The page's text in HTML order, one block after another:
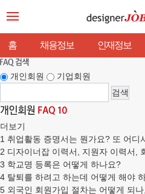
홈 채용정보 인재정보
개인회원 기업회원
더보기
1 취업활동 증명서는 뭔가요? 또 어디
2 디자이너잡 이력서, 지원자 이력서,
3 학교명 등록은 어떻게 하나요?
4 탈퇴를 하려고 하는데 어떻게 해야
5 외국인 회원가입 절차는 어떻게 되